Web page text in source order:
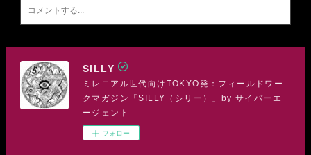
SILLY
ミレニアル世代向けTOKYO発：フィールドワー
クマガジン「SILLY（シリー）」by サイバーエ
ージェント
フォロー